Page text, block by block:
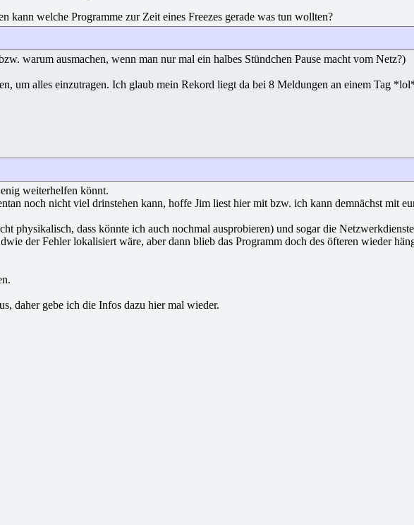
welche Programme zur Zeit eines Freezes gerade was tun wollten?
warum ausmachen, wenn man nur mal ein halbes Stündchen Pause macht vom Netz?)
um alles einzutragen. Ich glaub mein Rekord liegt da bei 8 Meldungen an einem Tag
weiterhelfen könnt.
noch nicht viel drinstehen kann, hoffe Jim liest hier mit bzw. ich kann demnächst mit
dass könnte ich auch nochmal ausprobieren) und sogar die
der Fehler lokalisiert wäre, aber dann blieb das Programm doch des öfteren
daher gebe ich die Infos dazu hier mal wieder.